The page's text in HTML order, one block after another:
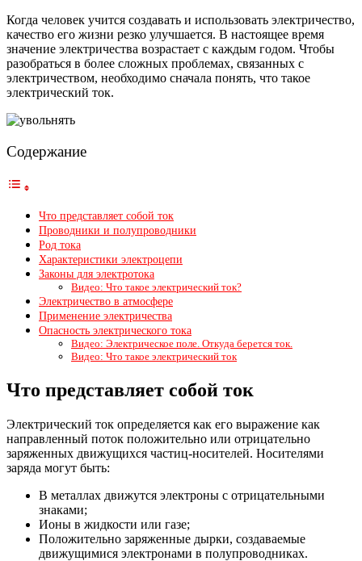
Когда человек учится создавать и использовать электричество,
качество его жизни резко улучшается. В настоящее время
значение электричества возрастает с каждым годом. Чтобы
разобраться в более сложных проблемах, связанных с
электричеством, необходимо сначала понять, что такое
электрический ток.
Содержание
Что представляет собой ток
Проводники и полупроводники
Род тока
Характеристики электроцепи
Законы для электротока
Видео: Что такое электрический ток?
Электричество в атмосфере
Применение электричества
Опасность электрического тока
Видео: Электрическое поле. Откуда берется ток.
Видео: Что такое электрический ток
Что представляет собой ток
Электрический ток определяется как его выражение как
направленный поток положительно или отрицательно
заряженных движущихся частиц-носителей. Носителями
заряда могут быть:
В металлах движутся электроны с отрицательными
знаками;
Ионы в жидкости или газе;
Положительно заряженные дырки, создаваемые
движущимися электронами в полупроводниках.